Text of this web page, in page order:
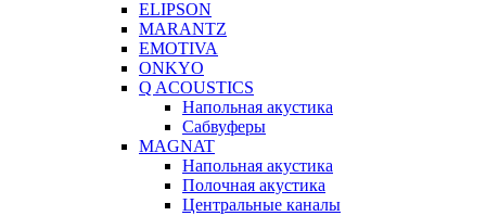
ELIPSON
MARANTZ
EMOTIVA
ONKYO
Q ACOUSTICS
Напольная акустика
Сабвуферы
MAGNAT
Напольная акустика
Полочная акустика
Центральные каналы